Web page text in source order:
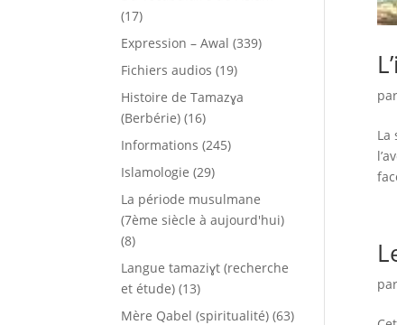
par
La
par
(17)
Expression – Awal (339)
Fichiers audios (19)
Histoire de Tamazɣa
(Berbérie) (16)
Informations (245)
Islamologie (29)
La période musulmane
(7ème siècle à aujourd'hui)
(8)
Langue tamaziɣt (recherche
et étude) (13)
Mère Qabel (spiritualité) (63)